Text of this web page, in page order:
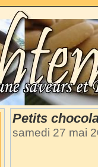
Petits
samedi 27 mai